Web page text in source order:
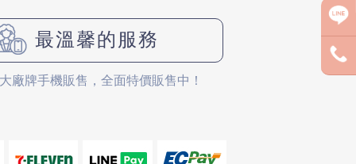
最溫馨的服務
廠牌手機販售，全面特價販售中！